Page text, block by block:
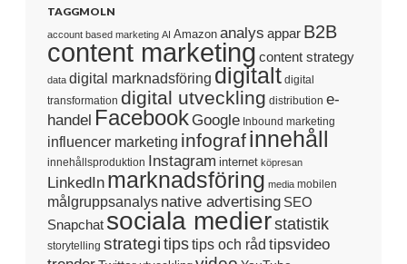
TAGGMOLN
account based marketing AI Amazon analys appar B2B
content marketing content strategy
data digital marknadsföring digitalt digital
transformation digital utveckling distribution e-
handel Facebook Google Inbound marketing
influencer marketing infografinnehåll
innehållsproduktion Instagram internet köpresan
LinkedIn marknadsföring media mobilen
målgruppsanalys native advertising SEO
Snapchat sociala medierstatistik
storytelling strategi tipstips och råd tipsvideo